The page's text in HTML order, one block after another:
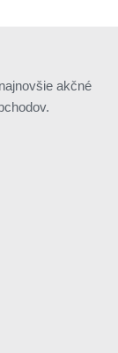
akčné